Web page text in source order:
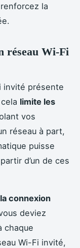
la
réseau Wi-Fi
invité présente
limite les
vos
réseau à part,
puisse
d’un de ces
connexion
deviez
chaque
Wi-Fi invité,